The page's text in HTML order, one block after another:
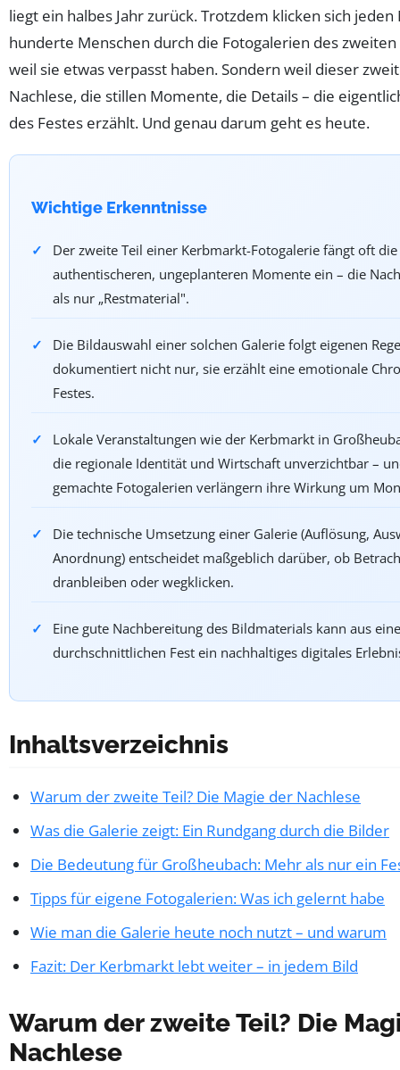
liegt ein halbes Jahr zurück. Trotzdem klicken sich jeden
hunderte Menschen durch die Fotogalerien des zweiten
weil sie etwas verpasst haben. Sondern weil dieser
Nachlese, die stillen Momente, die Details – die
des Festes erzählt. Und genau darum geht es heute.
Wichtige Erkenntnisse
Der zweite Teil einer Kerbmarkt-Fotogalerie fängt oft die
authentischeren, ungeplanteren Momente ein – die
als nur „Restmaterial".
Die Bildauswahl einer solchen Galerie folgt eigenen
dokumentiert nicht nur, sie erzählt eine emotionale
Festes.
Lokale Veranstaltungen wie der Kerbmarkt in
die regionale Identität und Wirtschaft unverzichtbar –
gemachte Fotogalerien verlängern ihre Wirkung um
Die technische Umsetzung einer Galerie (Auflösung,
Anordnung) entscheidet maßgeblich darüber, ob
dranbleiben oder wegklicken.
Eine gute Nachbereitung des Bildmaterials kann aus
durchschnittlichen Fest ein nachhaltiges digitales
Inhaltsverzeichnis
Warum der zweite Teil? Die Magie der Nachlese
Was die Galerie zeigt: Ein Rundgang durch die Bilder
Die Bedeutung für Großheubach: Mehr als nur ein
Tipps für eigene Fotogalerien: Was ich gelernt habe
Wie man die Galerie heute noch nutzt – und warum
Fazit: Der Kerbmarkt lebt weiter – in jedem Bild
Warum der zweite Teil? Die
Nachlese